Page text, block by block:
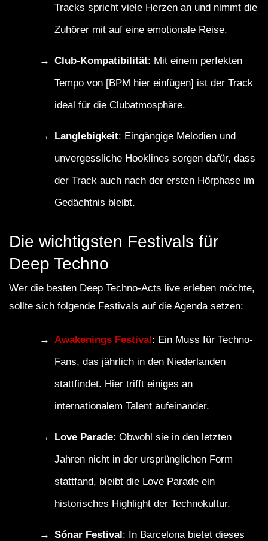
Tracks spricht viele Herzen an und nimmt die
Zuhörer mit auf eine emotionale Reise.
Club-Kompatibilität: Mit einem perfekten
Tempo von [BPM hier einfügen] ist der Track
ideal für die Clubatmosphäre.
Langlebigkeit: Eingängige Melodien und
unvergessliche Hooklines sorgen dafür, dass
der Track auch nach der ersten Hörphase im
Gedächtnis bleibt.
Die wichtigsten Festivals für
Deep Techno
Wer die besten Deep Techno-Acts live erleben möchte,
sollte sich folgende Festivals auf die Agenda setzen:
Awakenings Festival: Ein Muss für Techno-
Fans, das jährlich in den Niederlanden
stattfindet. Hier trifft einiges an
internationalem Talent aufeinander.
Love Parade: Obwohl sie in den letzten
Jahren nicht in der ursprünglichen Form
stattfand, bleibt die Love Parade ein
historisches Highlight der Technokultur.
Sónar Festival: In Barcelona bietet dieses